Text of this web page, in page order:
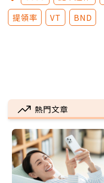
提領率
VT BND
熱門文章